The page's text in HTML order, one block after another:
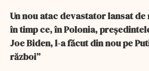
Un nou atac devastator lansat de
în timp ce, în Polonia,
Joe Biden, l-a făcut din nou pe
război”